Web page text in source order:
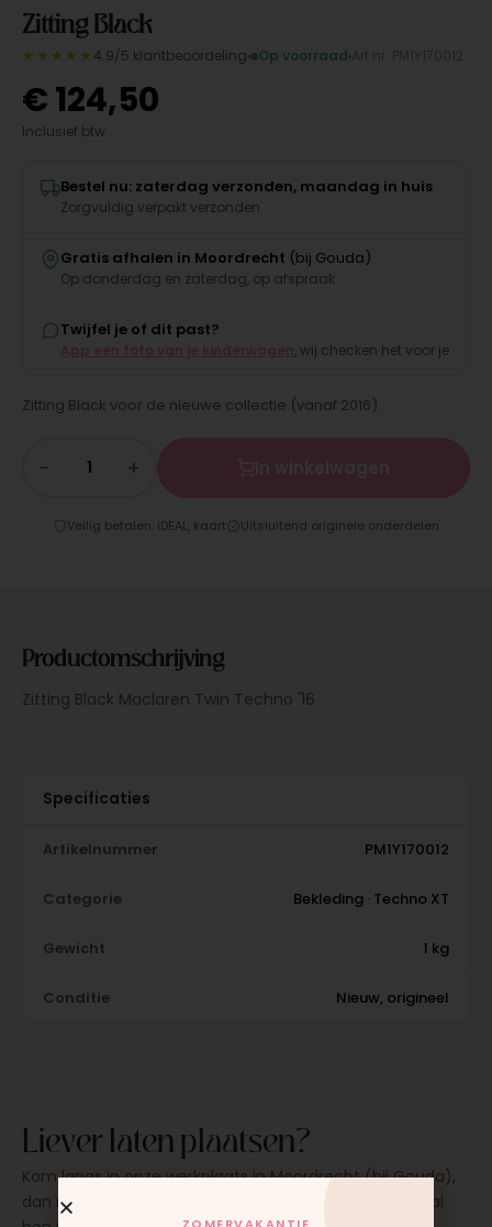
Zitting Black
★★★★★ 4.9/5 klantbeoordeling Op voorraad
€124,50
Inclusief btw
Bestel nu: zaterdag verzonden, maandag in huis
Zorgvuldig verpakt verzonden
Gratis afhalen in Moordrecht (bij Gouda)
Op donderdag en zaterdag, op afspraak
Twijfel je of dit past?
, wij checken het voor je
Zitting Black voor de nieuwe collectie (vanaf 2016).
− +
Veilig betalen: iDEAL, kaart Uitsluitend originele onderdelen
Productomschrijving
Zitting Black Maclaren Twin Techno '16
Specificaties
Artikelnummer PM1Y170012
Categorie Bekleding · Techno XT
Gewicht 1 kg
Conditie Nieuw, origineel
Liever laten plaatsen?
Kom langs in onze werkplaats in Moordrecht (bij Gouda),
dan monteren wij het onderdeel direct voor je. Meestal
ZOMERVAKANTIE